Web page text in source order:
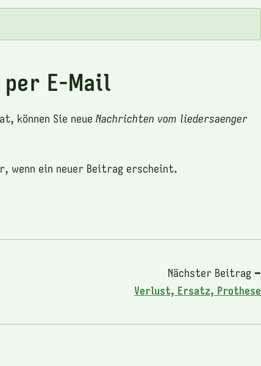
E-Mail
können Sie neue Nachrichten vom liedersaenger
wenn ein neuer Beitrag erscheint.
Nächster Beitrag ➡
Verlust, Ersatz, Prothese